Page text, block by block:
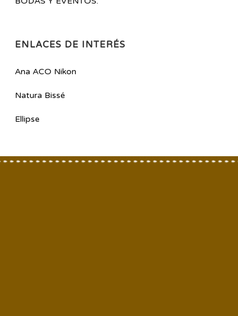
ENLACES DE INTERÉS
Ana ACO Nikon
Natura Bissé
Ellipse